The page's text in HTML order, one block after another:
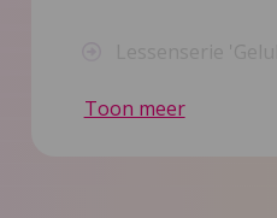
Lessenserie
Voor mentoren
Toon meer